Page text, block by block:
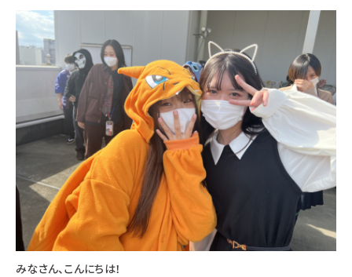
みなさん、こんにちは！